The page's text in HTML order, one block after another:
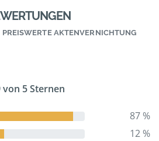
AKTENVERNICHTUNG
von 5 Sternen
87 %
12 %